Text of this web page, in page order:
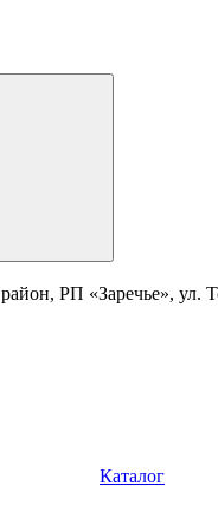
РП «Заречье», ул.
Каталог